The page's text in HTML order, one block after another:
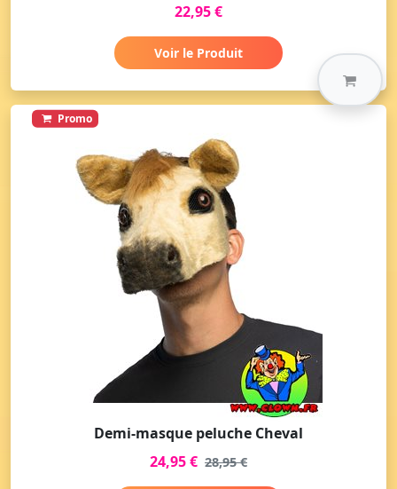
22,95 €
Voir le Produit
Promo
Demi-masque peluche Cheval
24,95 € 28,95 €